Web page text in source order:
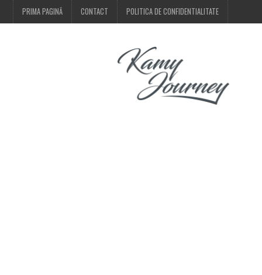
PRIMA PAGINĂ CONTACT POLITICA DE CONFIDENTIALITATE